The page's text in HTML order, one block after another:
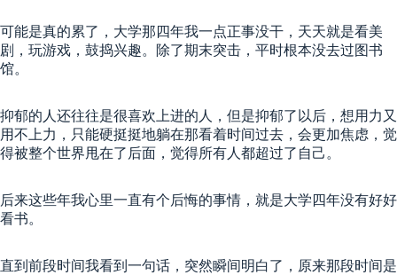
可能是真的累了，大学那四年我一点正事没干，天天就是看美
剧，玩游戏，鼓捣兴趣。除了期末突击，平时根本没去过图书
馆。
抑郁的人还往往是很喜欢上进的人，但是抑郁了以后，想用力又
用不上力，只能硬挺挺地躺在那看着时间过去，会更加焦虑，觉
得被整个世界甩在了后面，觉得所有人都超过了自己。
后来这些年我心里一直有个后悔的事情，就是大学四年没有好好
看书。
直到前段时间我看到一句话，突然瞬间明白了，原来那段时间是